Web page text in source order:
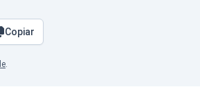
Copiar
.